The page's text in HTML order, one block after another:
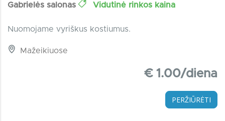
Gabrielės salonas Vidutinė rinkos kaina
Nuomojame vyriškus kostiumus.
Mažeikiuose
€ 1.00/diena
PERŽIŪRĖTI